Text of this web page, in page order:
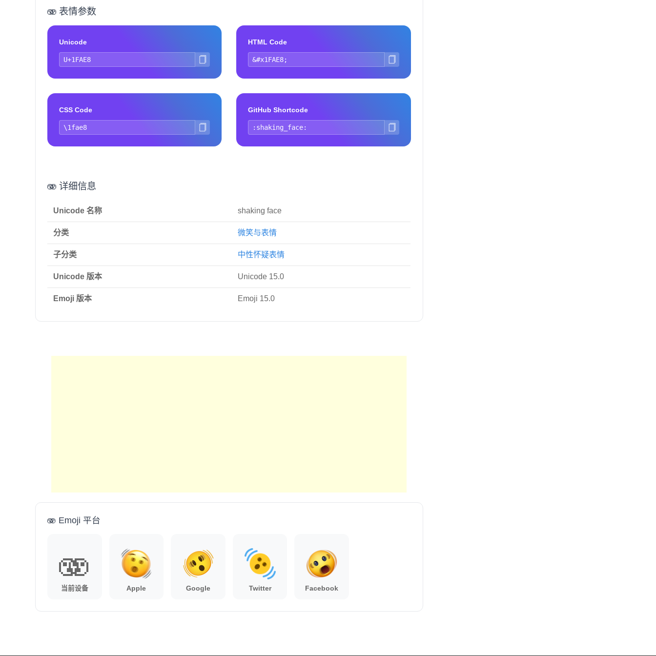
🫨 表情参数
Unicode HTML Code
CSS Code GitHub Shortcode
🫨 详细信息
Unicode 名称 shaking face
分类 微笑与表情
子分类 中性怀疑表情
Unicode 版本 Unicode 15.0
Emoji 版本 Emoji 15.0
🫨 Emoji 平台
🫨
当前设备 Apple Google Twitter Facebook